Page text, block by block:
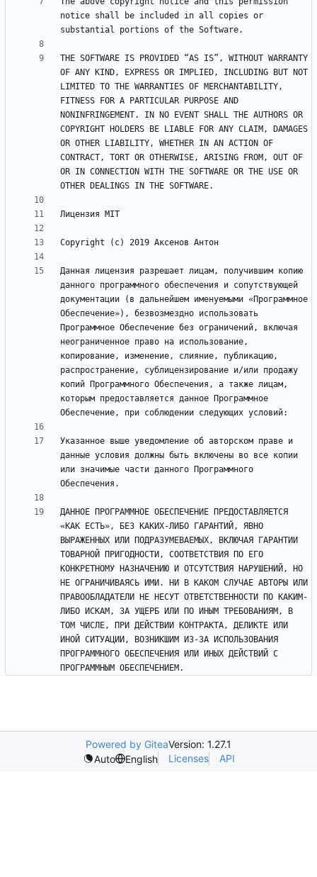
notice shall be included in all copies or
THE SOFTWARE IS PROVIDED “AS IS”, WITHOUT WARRANTY
OF ANY KIND, EXPRESS OR IMPLIED, INCLUDING BUT NOT
LIMITED TO THE WARRANTIES OF MERCHANTABILITY,
FITNESS FOR A PARTICULAR PURPOSE AND
NONINFRINGEMENT. IN NO EVENT SHALL THE AUTHORS OR
COPYRIGHT HOLDERS BE LIABLE FOR ANY CLAIM, DAMAGES
OR OTHER LIABILITY, WHETHER IN AN ACTION OF
CONTRACT, TORT OR OTHERWISE, ARISING FROM, OUT OF
OR IN CONNECTION WITH THE SOFTWARE OR THE USE OR
Данная лицензия разрешает лицам, получившим копию
данного программного обеспечения и сопутствующей
документации (в дальнейшем именуемыми «Программное
Обеспечение»), безвозмездно использовать
Программное Обеспечение без ограничений, включая
неограниченное право на использование,
копирование, изменение, слияние, публикацию,
распространение, сублицензирование и/или продажу
копий Программного Обеспечения, а также лицам,
которым предоставляется данное Программное
Указанное выше уведомление об авторском праве и
данные условия должны быть включены во все копии
или значимые части данного Программного
ДАННОЕ ПРОГРАММНОЕ ОБЕСПЕЧЕНИЕ ПРЕДОСТАВЛЯЕТСЯ
«КАК ЕСТЬ», БЕЗ КАКИХ-ЛИБО ГАРАНТИЙ, ЯВНО
ВЫРАЖЕННЫХ ИЛИ ПОДРАЗУМЕВАЕМЫХ, ВКЛЮЧАЯ ГАРАНТИИ
ТОВАРНОЙ ПРИГОДНОСТИ, СООТВЕТСТВИЯ ПО ЕГО
КОНКРЕТНОМУ НАЗНАЧЕНИЮ И ОТСУТСТВИЯ НАРУШЕНИЙ, НО
НЕ ОГРАНИЧИВАЯСЬ ИМИ. НИ В КАКОМ СЛУЧАЕ АВТОРЫ ИЛИ
ПРАВООБЛАДАТЕЛИ НЕ НЕСУТ ОТВЕТСТВЕННОСТИ ПО КАКИМ-
ЛИБО ИСКАМ, ЗА УЩЕРБ ИЛИ ПО ИНЫМ ТРЕБОВАНИЯМ, В
ТОМ ЧИСЛЕ, ПРИ ДЕЙСТВИИ КОНТРАКТА, ДЕЛИКТЕ ИЛИ
ИНОЙ СИТУАЦИИ, ВОЗНИКШИМ ИЗ-ЗА ИСПОЛЬЗОВАНИЯ
ПРОГРАММНОГО ОБЕСПЕЧЕНИЯ ИЛИ ИНЫХ ДЕЙСТВИЙ С
ПРОГРАММНЫМ ОБЕСПЕЧЕНИЕМ.
Powered by GiteaVersion: 1.27.1
Auto
English Licenses API